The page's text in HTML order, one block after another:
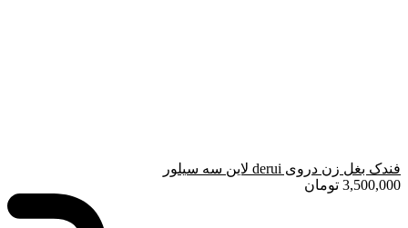
فندک بغل زن دروی derui لاین سه سیلور
3,500,000 تومان